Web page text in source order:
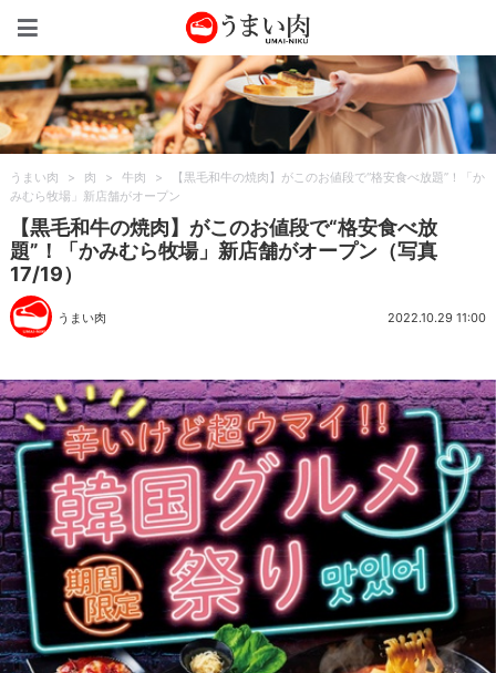
うまい肉 > 肉 > 牛肉 >
【黒毛和牛の焼肉】がこのお値段で“格安食べ放題”！「か
みむら牧場」新店舗がオープン
【黒毛和牛の焼肉】がこのお値段で“格安食べ放
題”！「かみむら牧場」新店舗がオープン（写真
17/19）
うまい肉 2022.10.29 11:00